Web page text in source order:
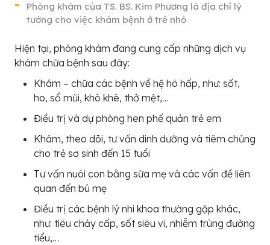
Phòng khám của TS. BS. Kim Phương là địa chỉ lý
tưởng cho việc khám bệnh ở trẻ nhỏ
Hiện tại, phòng khám đang cung cấp những dịch vụ
khám chữa bệnh sau đây:
Khám – chữa các bệnh về hệ hô hấp, như: sốt,
ho, sổ mũi, khò khè, thở mệt,…
Điều trị và dự phòng hen phế quản trẻ em
Khám, theo dõi, tư vấn dinh dưỡng và tiêm chủng
cho trẻ sơ sinh đến 15 tuổi
Tư vấn nuôi con bằng sữa mẹ và các vấn đề liên
quan đến bú mẹ
Điều trị các bệnh lý nhi khoa thường gặp khác,
như: tiêu chảy cấp, sốt siêu vi, nhiễm trùng đường
tiểu,…